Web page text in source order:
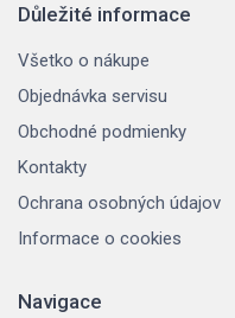
Důležité informace
Všetko o nákupe
Objednávka servisu
Obchodné podmienky
Kontakty
Ochrana osobných údajov
Informace o cookies
Navigace